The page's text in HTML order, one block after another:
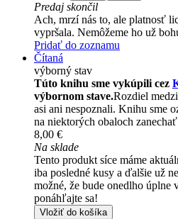
Predaj skončil
Ach, mrzí nás to, ale platnosť
vypršala. Nemôžeme ho už
Pridať do zoznamu
Čítaná
výborný stav
Túto knihu sme vykúpili cez
výbornom stave.Rozdiel
asi ani nespoznali. Knihu sme
na niektorých obaloch
8,00 €
Na sklade
Tento produkt síce máme
iba posledné kusy a ďalšie už
možné, že bude onedlho úplne
ponáhľajte sa!
Vložiť do košíka